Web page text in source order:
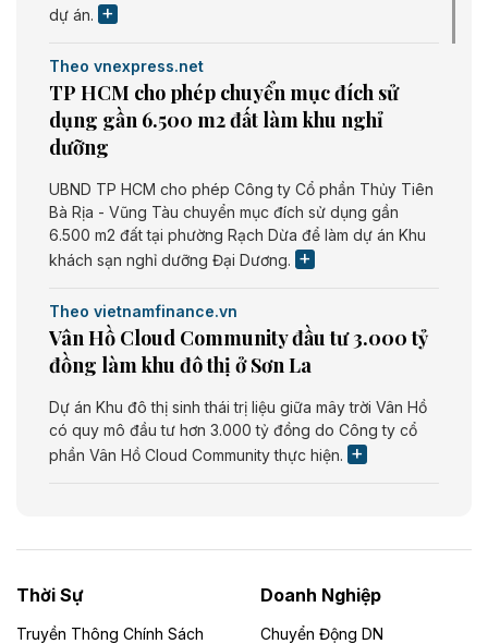
dự án.
Theo vnexpress.net
TP HCM cho phép chuyển mục đích sử
dụng gần 6.500 m2 đất làm khu nghỉ
dưỡng
UBND TP HCM cho phép Công ty Cổ phần Thủy Tiên
Bà Rịa - Vũng Tàu chuyển mục đích sử dụng gần
6.500 m2 đất tại phường Rạch Dừa để làm dự án Khu
khách sạn nghỉ dưỡng Đại Dương.
Theo vietnamfinance.vn
Vân Hồ Cloud Community đầu tư 3.000 tỷ
đồng làm khu đô thị ở Sơn La
Dự án Khu đô thị sinh thái trị liệu giữa mây trời Vân Hồ
có quy mô đầu tư hơn 3.000 tỷ đồng do Công ty cổ
phần Vân Hồ Cloud Community thực hiện.
Dự án Nhà máy xử lý rác và phát điện Bắc Giang do
Công ty TNHH Năng lượng môi trường Bắc Giang làm
Thời Sự
Truyền Thông Chính Sách
Doanh Nghiệp
Chuyển Động DN